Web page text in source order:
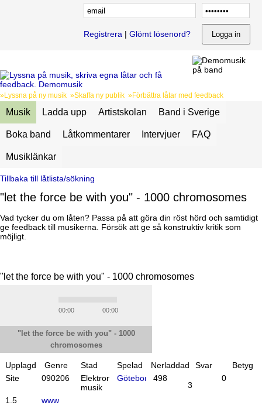
Registrera | Glömt lösenord?
»Lyssna på ny musik »Skaffa ny publik »Förbättra låtar med feedback
Musik Ladda upp Artistskolan Band i Sverige
Boka band Låtkommentarer Intervjuer FAQ
Musiklänkar
Tillbaka till låtlista/sökning
"let the force be with you" - 1000 chromosomes
Vad tycker du om låten? Passa på att göra din röst hörd och samtidigt
ge feedback till musikerna. Försök att ge så konstruktiv kritik som
möjligt.
"let the force be with you" - 1000 chromosomes
00:00 00:00
"let the force be with you" - 1000
chromosomes
Upplagd Genre Stad Spelad Nerladdad Svar
Betyg
Site
090206
Elektronisk
musik
Göteborg 498
3
0
1.5 www